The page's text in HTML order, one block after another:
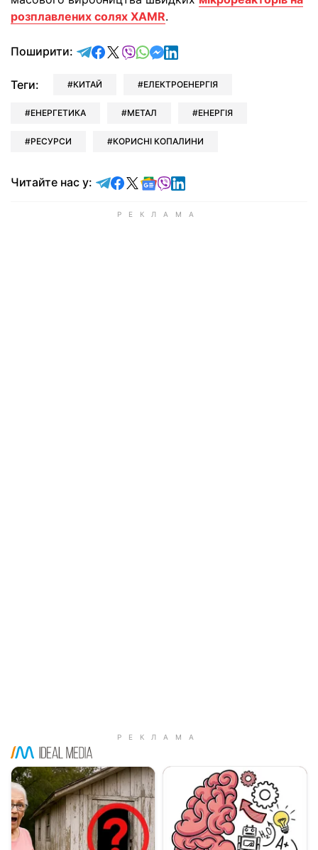
розплавлених солях XAMR.
Поширити: відправити у Telegram
поділитись у Facebook
поділитись у X
відправити у Viber
відправити у Whatsapp
відправити у Messenger
відправити у LinkedIn
Теги: КИТАЙ ЕЛЕКТРОЕНЕРГІЯ
ЕНЕРГЕТИКА МЕТАЛ ЕНЕРГІЯ
РЕСУРСИ КОРИСНІ КОПАЛИНИ
Читайте нас у: Читайте у Telegram
Читайте у Facebook
Читайте у X
Читайте у Google news
Читайте у Viber
Читайте у LinkedIn